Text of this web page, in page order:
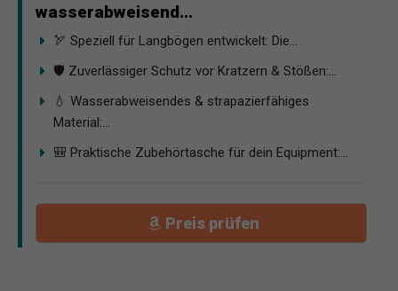
wasserabweisend...
🏹 Speziell für Langbögen entwickelt: Die...
🛡️ Zuverlässiger Schutz vor Kratzern & Stößen:...
💧 Wasserabweisendes & strapazierfähiges
Material:...
🎒 Praktische Zubehörtasche für dein Equipment:...
Preis prüfen